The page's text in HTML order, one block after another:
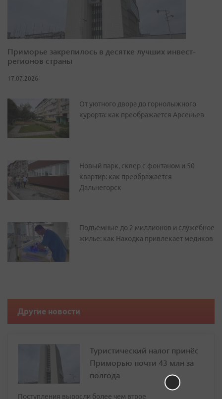
Приморье закрепилось в десятке лучших инвест-
регионов страны
17.07.2026
От уютного двора до горнолыжного
курорта: как преображается Арсеньев
Новый парк, сквер с фонтаном и 50
квартир: как преображается
Дальнегорск
Подъемные до 2 миллионов и служебное
жилье: как Находка привлекает медиков
Другие новости
Туристический налог принёс
Приморью почти 43 млн за
полгода
Поступления выросли более чем втрое